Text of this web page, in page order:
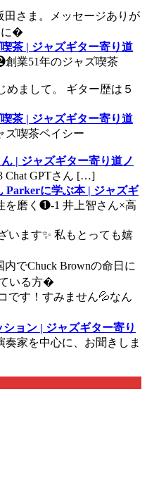
田さま。メッセージありが
に�
茶 | ジャズギター寄り道
業51年のジャズ喫茶
めまして。 ギター歴は５
茶 | ジャズギター寄り道
喫茶ベイシー
| ジャズギター寄り道ノ
Chat GPTさん […]
Parkerに学ぶ本 | ジャズギ
を磨く❶-1 井上智さん×高
います✨ 私もとっても嬉
内でChuck Brownの命日に
いる方�
です！すみません💦なん
ョン | ジャズギター寄り
家を中心に、お聞きしま